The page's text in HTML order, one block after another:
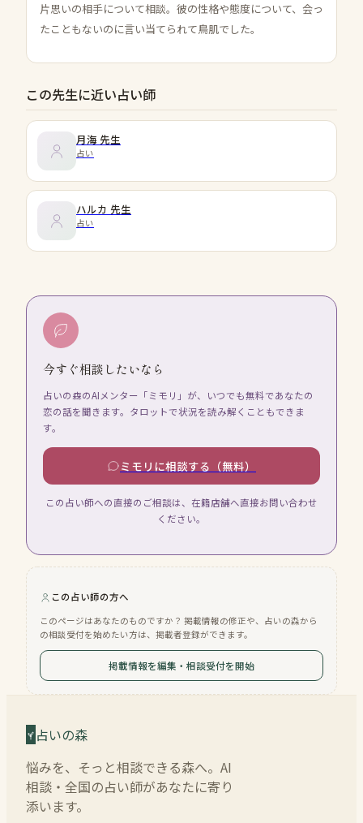
片思いの相手について相談。彼の性格や態度について、会っ
たこともないのに言い当てられて鳥肌でした。
この先生に近い占い師
月海 先生
占い
ハルカ 先生
占い
今すぐ相談したいなら
占いの森のAIメンター「ミモリ」が、いつでも無料であなたの
恋の話を聞きます。タロットで状況を読み解くこともできま
す。
ミモリに相談する（無料）
この占い師への直接のご相談は、在籍店舗へ直接お問い合わせ
ください。
この占い師の方へ
このページはあなたのものですか？ 掲載情報の修正や、占いの森から
の相談受付を始めたい方は、掲載者登録ができます。
掲載情報を編集・相談受付を開始
占いの森
悩みを、そっと相談できる森へ。AI
相談・全国の占い師があなたに寄り
添います。